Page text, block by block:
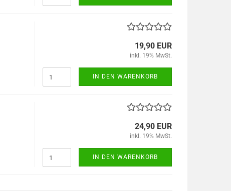
19,90 EUR
inkl. 19% MwSt.
IN DEN WARENKORB
24,90 EUR
inkl. 19% MwSt.
IN DEN WARENKORB